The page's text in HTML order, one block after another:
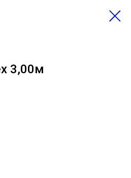
3,00м